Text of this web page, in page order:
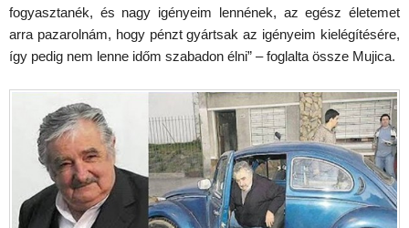
fogyasztanék, és nagy igényeim lennének, az egész életemet
arra pazarolnám, hogy pénzt gyártsak az igényeim kielégítésére,
így pedig nem lenne időm szabadon élni” – foglalta össze Mujica.